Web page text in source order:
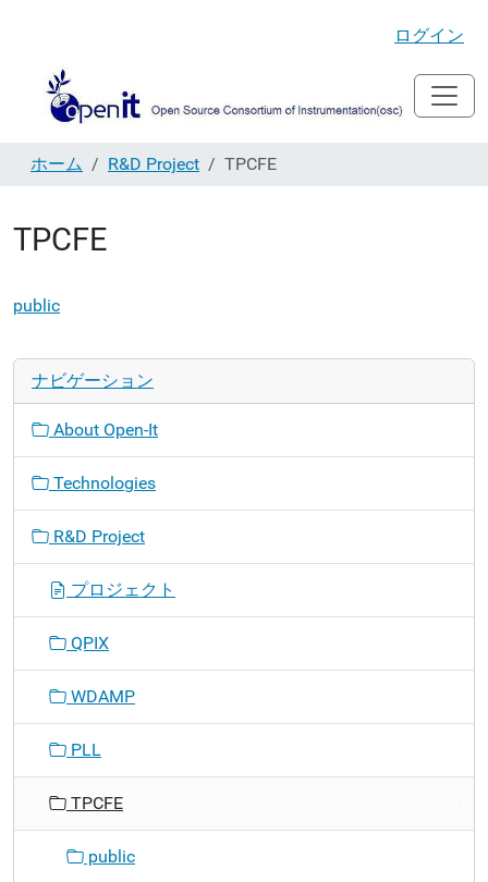
ログイン
ホーム R&D Project TPCFE
TPCFE
public
ナビゲーション
About Open-It
Technologies
R&D Project
プロジェクト
QPIX
WDAMP
PLL
TPCFE
public